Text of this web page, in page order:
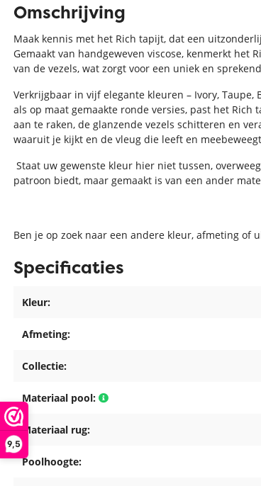
9,5
Omschrijving
Maak kennis met het Rich tapijt, dat een
Gemaakt van handgeweven viscose, kenmerkt
van de vezels, wat zorgt voor een uniek en
Verkrijgbaar in vijf elegante kleuren – Ivory,
als op maat gemaakte ronde versies, past het
aan te raken, de glanzende vezels schitteren en
waaruit je kijkt en de vleug die leeft en
Staat uw gewenste kleur hier niet tussen,
patroon biedt, maar gemaakt is van een ander
Ben je op zoek naar een andere kleur, afmeting
Specificaties
Kleur:
Afmeting:
Collectie:
Materiaal pool:
Materiaal rug:
Poolhoogte: